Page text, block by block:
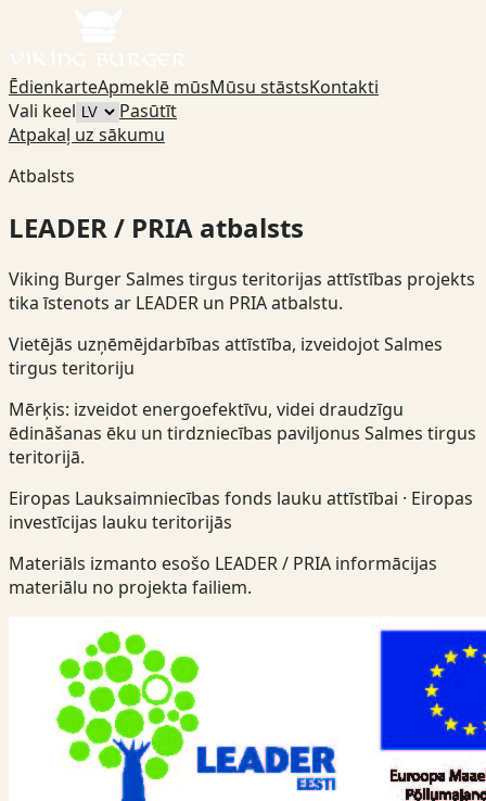
ĒdienkarteApmeklē mūsMūsu stāstsKontakti
Vali keel
Pasūtīt
Atpakaļ uz sākumu
Atbalsts
LEADER / PRIA atbalsts
Viking Burger Salmes tirgus teritorijas attīstības projekts
tika īstenots ar LEADER un PRIA atbalstu.
Vietējās uzņēmējdarbības attīstība, izveidojot Salmes
tirgus teritoriju
Mērķis: izveidot energoefektīvu, videi draudzīgu
ēdināšanas ēku un tirdzniecības paviljonus Salmes tirgus
teritorijā.
Eiropas Lauksaimniecības fonds lauku attīstībai · Eiropas
investīcijas lauku teritorijās
Materiāls izmanto esošo LEADER / PRIA informācijas
materiālu no projekta failiem.